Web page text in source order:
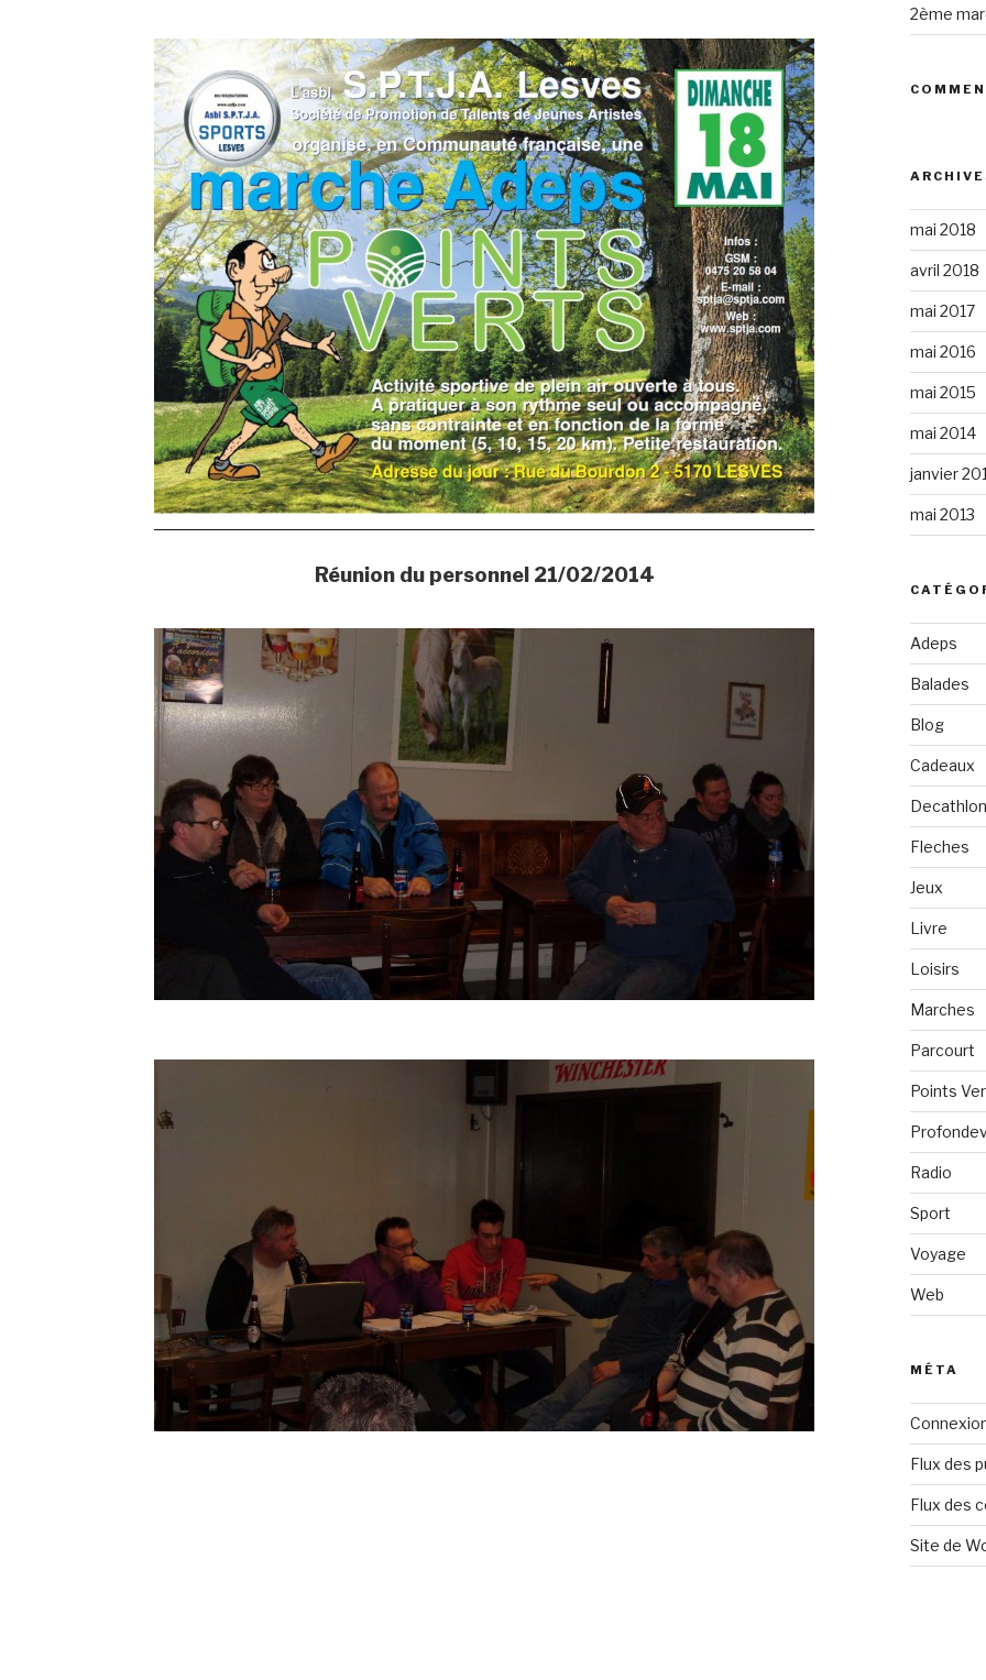
Réunion du personnel 21/02/2014
2ème
mai 2018
avril 2018
mai 2017
mai 2016
mai 2015
mai 2014
janvier
mai 2013
Adeps
Balades
Blog
Cadeaux
Decathlon
Fleches
Jeux
Livre
Loisirs
Marches
Parcourt
Points
Radio
Sport
Voyage
Web
MÉTA
Flux des
Flux des
Site de